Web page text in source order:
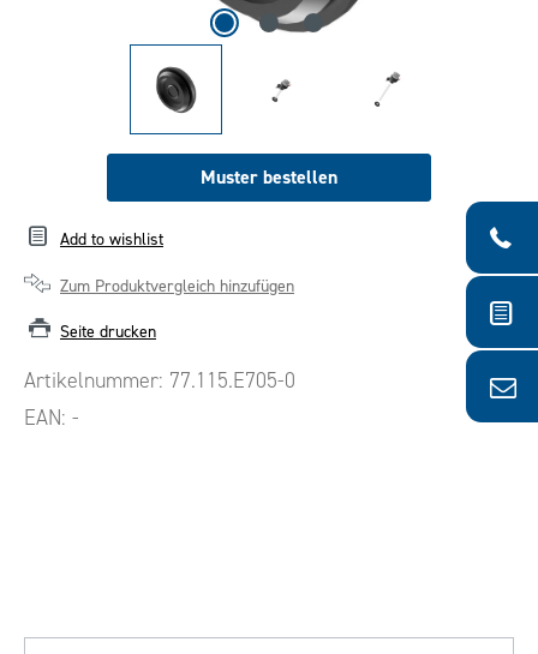
Muster bestellen
Add to wishlist
Zum Produktvergleich hinzufügen
Seite drucken
Artikelnummer: 77.115.E705-0
EAN: -